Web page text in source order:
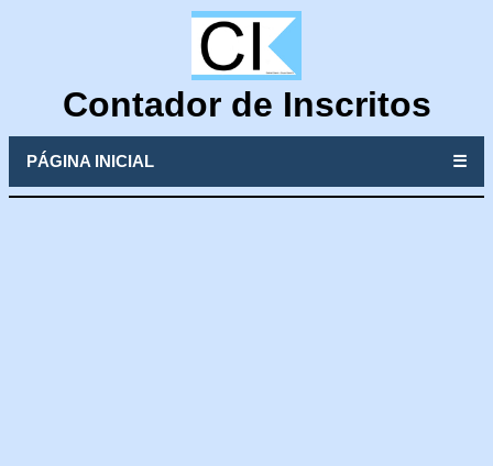
Contador de Inscritos
PÁGINA INICIAL ☰